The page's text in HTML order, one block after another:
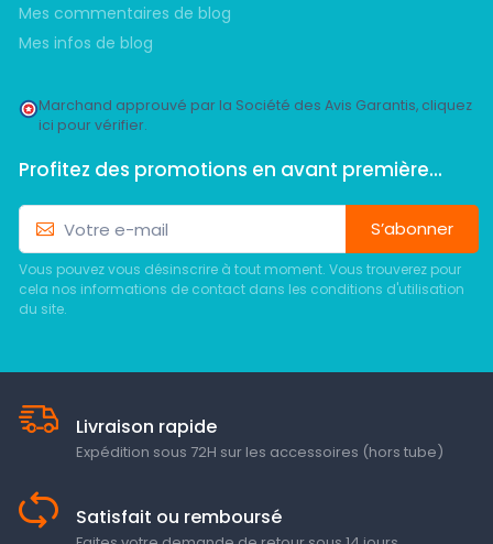
Mes commentaires de blog
Mes infos de blog
Marchand approuvé par la Société des Avis Garantis, cliquez
ici pour vérifier.
Profitez des promotions en avant première...
S’abonner
Vous pouvez vous désinscrire à tout moment. Vous trouverez pour
cela nos informations de contact dans les conditions d'utilisation
du site.
Livraison rapide
Expédition sous 72H sur les accessoires (hors tube)
Satisfait ou remboursé